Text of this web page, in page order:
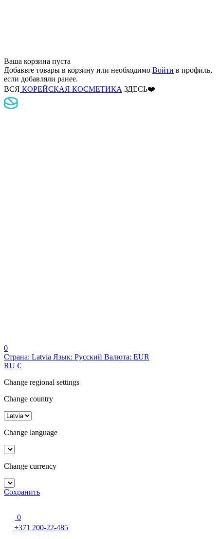
Ваша корзина пуста
Добавьте товары в корзину или необходимо Войти в профиль,
если добавляли ранее.
ВСЯ КОРЕЙСКАЯ КОСМЕТИКА ЗДЕСЬ❤️
0
Страна: Latvia Язык: Русский Валюта: EUR
RU €
Change regional settings
Change country
Change language
Change currency
Сохранить
0
+371 200-22-485